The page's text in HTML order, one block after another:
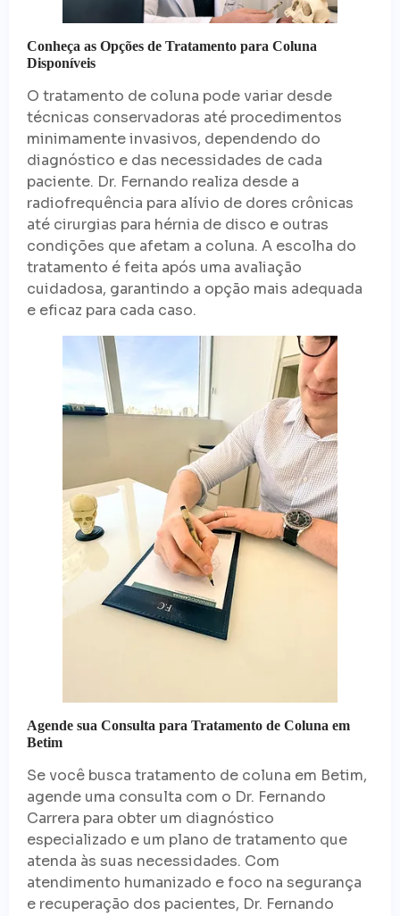
Conheça as Opções de Tratamento para Coluna
Disponíveis
O tratamento de coluna pode variar desde
técnicas conservadoras até procedimentos
minimamente invasivos, dependendo do
diagnóstico e das necessidades de cada
paciente. Dr. Fernando realiza desde a
radiofrequência para alívio de dores crônicas
até cirurgias para hérnia de disco e outras
condições que afetam a coluna. A escolha do
tratamento é feita após uma avaliação
cuidadosa, garantindo a opção mais adequada
e eficaz para cada caso.
Agende sua Consulta para Tratamento de Coluna em
Betim
Se você busca tratamento de coluna em Betim,
agende uma consulta com o Dr. Fernando
Carrera para obter um diagnóstico
especializado e um plano de tratamento que
atenda às suas necessidades. Com
atendimento humanizado e foco na segurança
e recuperação dos pacientes, Dr. Fernando